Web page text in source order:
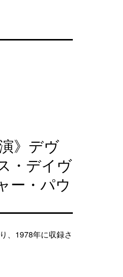
》デヴ
・デイヴ
ー・パウ
、1978年に収録さ